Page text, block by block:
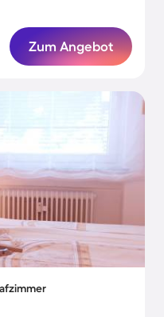
Zum Angebot